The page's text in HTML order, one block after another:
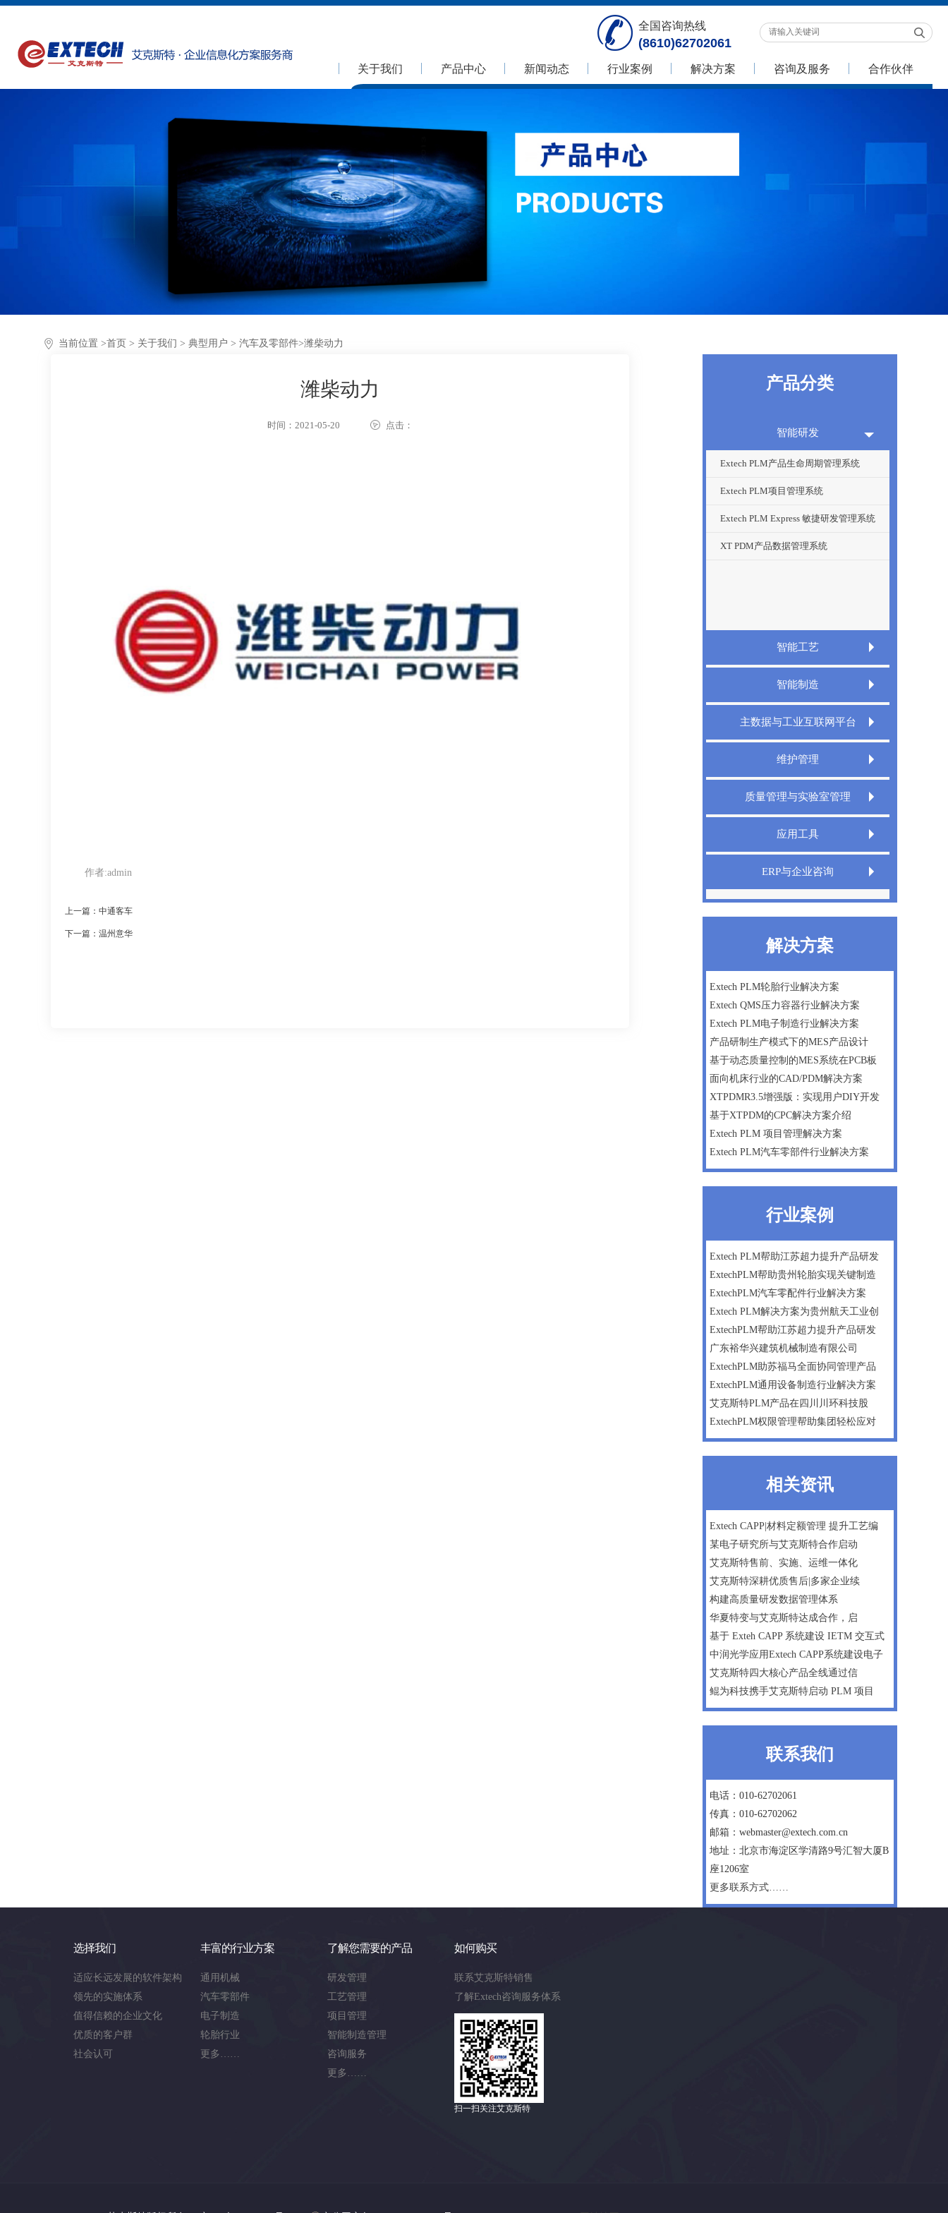
全国咨询热线
(8610)62702061
关于我们 产品中心 新闻动态 行业案例 解决方案 咨询及服务 合作伙伴
当前位置 >首页 > 关于我们 > 典型用户 > 汽车及零部件>潍柴动力
潍柴动力
时间：2021-05-20 点击：
作者:admin
上一篇：中通客车
下一篇：温州意华
产品分类
智能研发
Extech PLM产品生命周期管理系统
Extech PLM项目管理系统
Extech PLM Express 敏捷研发管理系统
XT PDM产品数据管理系统
智能工艺
Extech CAPP工艺规划管理系统
Extech 3DCAPP三维工艺
智能制造
Extech MES精益制造规划执行系统
Extech TMS刀具管理系统
主数据与工业互联网平台
Extech DigitalWorks Foundation数字工厂
工业互联网平台
Extech MDM主数据管理系统
维护管理
Extech MRO数字化维修解决方案
质量管理与实验室管理
Extech LIMS实验室信息管理系统
Extech QMS产品质量管理系统
应用工具
Extech TeamDesigner设计之星
XT InfoShield电子信息防护盾
ERP与企业咨询
IPD管理咨询
微软Dynamics AX ERP一体化方案
数字化工厂建设咨询
企业战略及管理咨询
解决方案
Extech PLM轮胎行业解决方案
Extech QMS压力容器行业解决方案
Extech PLM电子制造行业解决方案
产品研制生产模式下的MES产品设计
基于动态质量控制的MES系统在PCB板
面向机床行业的CAD/PDM解决方案
XTPDMR3.5增强版：实现用户DIY开发
基于XTPDM的CPC解决方案介绍
Extech PLM 项目管理解决方案
Extech PLM汽车零部件行业解决方案
行业案例
Extech PLM帮助江苏超力提升产品研发
ExtechPLM帮助贵州轮胎实现关键制造
ExtechPLM汽车零配件行业解决方案
Extech PLM解决方案为贵州航天工业创
ExtechPLM帮助江苏超力提升产品研发
广东裕华兴建筑机械制造有限公司
ExtechPLM助苏福马全面协同管理产品
ExtechPLM通用设备制造行业解决方案
艾克斯特PLM产品在四川川环科技股
ExtechPLM权限管理帮助集团轻松应对
相关资讯
Extech CAPP|材料定额管理 提升工艺编
某电子研究所与艾克斯特合作启动
艾克斯特售前、实施、运维一体化
艾克斯特深耕优质售后|多家企业续
构建高质量研发数据管理体系
华夏特变与艾克斯特达成合作，启
基于 Exteh CAPP 系统建设 IETM 交互式
中润光学应用Extech CAPP系统建设电子
艾克斯特四大核心产品全线通过信
鲲为科技携手艾克斯特启动 PLM 项目
联系我们
电话：010-62702061
传真：010-62702062
邮箱：webmaster@extech.com.cn
地址：北京市海淀区学清路9号汇智大厦B
座1206室
更多联系方式……
选择我们
适应长远发展的软件架构
领先的实施体系
值得信赖的企业文化
优质的客户群
社会认可
丰富的行业方案
通用机械
汽车零部件
电子制造
轮胎行业
更多……
了解您需要的产品
研发管理
工艺管理
项目管理
智能制造管理
咨询服务
更多……
如何购买
联系艾克斯特销售
了解Extech咨询服务体系
扫一扫关注艾克斯特